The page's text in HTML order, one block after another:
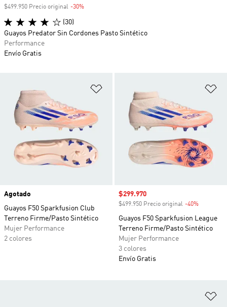
Agotado
Guayos F50 Sparkfusion Club
Terreno Firme/Pasto Sintético
Mujer Performance
2 colores
Precio de venta
$299.970
$499.950 Precio original -40%
Guayos F50 Sparkfusion League
Terreno Firme/Pasto Sintético
Mujer Performance
3 colores
Envío Gratis
$499.950 Precio original -30%
(30)
Guayos Predator Sin Cordones Pasto Sintético
Performance
Envío Gratis